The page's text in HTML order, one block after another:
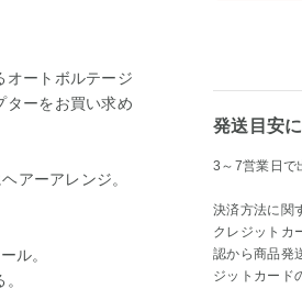
オートボルテージ
ターをお買い求め
アーアレンジ。
ル。
発送目安
3～7営業日で
決済方法に関
クレジットカ
認から商品発
ジットカード